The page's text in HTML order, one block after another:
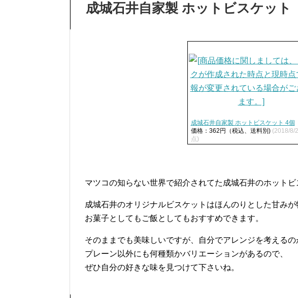
成城石井自家製 ホットビスケット
成城石井自家製 ホットビスケット 4個
価格：362円（税込、送料別) (2018/8/
点)
マツコの知らない世界で紹介されてた成城石井のホットビ
成城石井のオリジナルビスケットはほんのりとした甘みが
お菓子としてもご飯としてもおすすめできます。
そのままでも美味しいですが、自分でアレンジを考えるの
プレーン以外にも何種類かバリエーションがあるので、
ぜひ自分の好きな味を見つけて下さいね。